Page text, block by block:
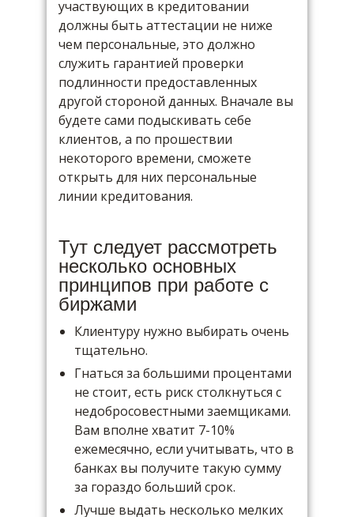
участвующих в кредитовании
должны быть аттестации не ниже
чем персональные, это должно
служить гарантией проверки
подлинности предоставленных
другой стороной данных. Вначале вы
будете сами подыскивать себе
клиентов, а по прошествии
некоторого времени, сможете
открыть для них персональные
линии кредитования.
Тут следует рассмотреть
несколько основных
принципов при работе с
биржами
Клиентуру нужно выбирать очень
тщательно.
Гнаться за большими процентами
не стоит, есть риск столкнуться с
недобросовестными заемщиками.
Вам вполне хватит 7-10%
ежемесячно, если учитывать, что в
банках вы получите такую сумму
за гораздо больший срок.
Лучше выдать несколько мелких